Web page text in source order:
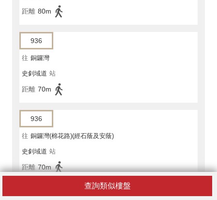
查詢類似樓盤
距離 80m
936
往 銅鑼灣
史釗域道 站
距離 70m
936
往 銅鑼灣(棉花路)(經石蔭及安蔭)
史釗域道 站
距離 70m
936